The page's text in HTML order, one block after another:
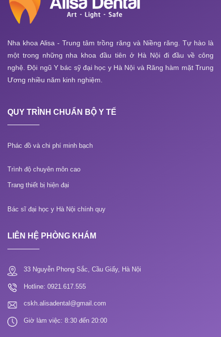
Nha khoa Alisa - Trung tâm trồng răng và Niềng răng. Tự hào là
một trong những nha khoa đầu tiên ở Hà Nội đi đầu về công
nghệ. Đội ngũ Y bác sỹ đại học y Hà Nội và Răng hàm mặt Trung
Ương nhiều năm kinh nghiệm.
QUY TRÌNH CHUẨN BỘ Y TẾ
Phác đồ và chi phí minh bạch
Trình độ chuyên môn cao
Trang thiết bị hiện đại
Bác sĩ đại học y Hà Nội chính quy
LIÊN HỆ PHÒNG KHÁM
33 Nguyễn Phong Sắc, Cầu Giấy, Hà Nội
Hotline: 0921.617.555
cskh.alisadental@gmail.com
Giờ làm việc: 8:30 đến 20:00